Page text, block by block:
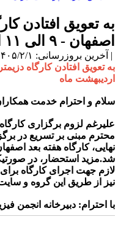
تعویق افتادن
- ۹ الی ۱۱ اردیبهشت ماه
بروزرسانی: ۱۴۰۵/۲/۱ |
ماه
و احترام خدمت
لزوم برگزاری
مبنی بر تسریع در
کارگاه هفته بعد
مزید استحضار، در
جهت اجرای کارگاه برای
از طریق این گروه و
احترام: دبیرخانه انجمن